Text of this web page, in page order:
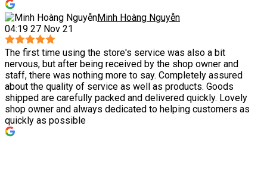
Minh Hoàng Nguyễn
04:19 27 Nov 21
The first time using the store's service was also a bit
nervous, but after being received by the shop owner and
staff, there was nothing more to say. Completely assured
about the quality of service as well as products. Goods
shipped are carefully packed and delivered quickly. Lovely
shop owner and always dedicated to helping customers as
quickly as possible